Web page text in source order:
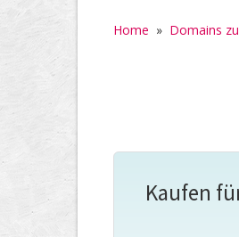
Home » Domains
Kaufen